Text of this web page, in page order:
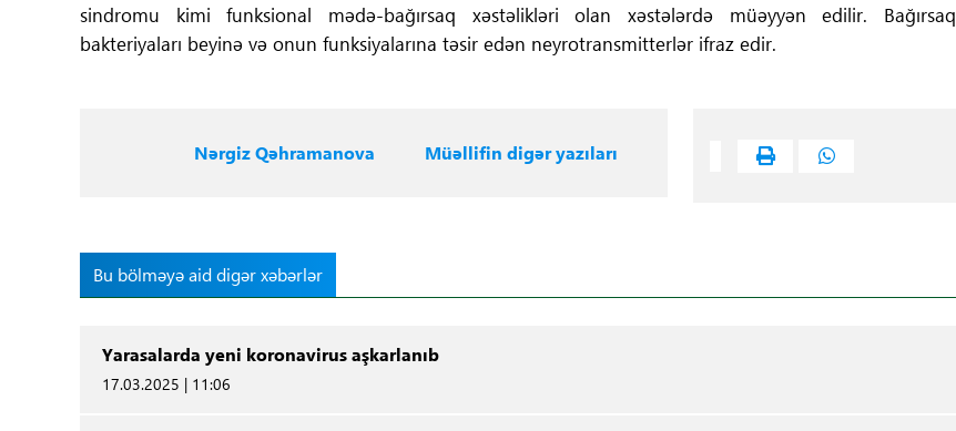
sindromu kimi funksional mədə-bağırsaq xəstəlikləri olan xəstələrdə müəyyən edilir. Bağırsaq
bakteriyaları beyinə və onun funksiyalarına təsir edən neyrotransmitterlər ifraz edir.
Nərgiz Qəhramanova Müəllifin digər yazıları
Bu bölməyə aid digər xəbərlər
Yarasalarda yeni koronavirus aşkarlanıb
17.03.2025 | 11:06